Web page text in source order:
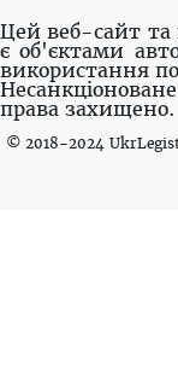
Цей веб-сайт та
є об'єктами
використання
права захищено.
© 2018-2024